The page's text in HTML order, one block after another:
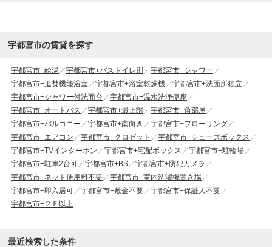
宇都宮市の賃貸を探す
宇都宮市+給湯 宇都宮市+バストイレ別
宇都宮市+シャワー
宇都宮市+追焚機能浴室
宇都宮市+浴室乾燥機
宇都宮市+洗面所独立
宇都宮市+シャワー付洗面台
宇都宮市+温水洗浄便座
宇都宮市+オートバス
宇都宮市+最上階
宇都宮市+角部屋
宇都宮市+バルコニー
宇都宮市+南向き
宇都宮市+フローリング
宇都宮市+エアコン
宇都宮市+クロゼット
宇都宮市+シューズボックス
宇都宮市+TVインターホン
宇都宮市+宅配ボックス
宇都宮市+駐輪場
宇都宮市+駐車2台可
宇都宮市+BS
宇都宮市+防犯カメラ
宇都宮市+ネット使用料不要
宇都宮市+室内洗濯機置き場
宇都宮市+即入居可
宇都宮市+敷金不要
宇都宮市+保証人不要
宇都宮市+２Ｆ以上
最近検索した条件